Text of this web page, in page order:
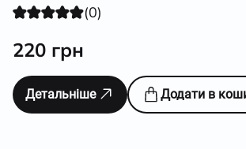
(0)
220 грн
Детальніше Додати в